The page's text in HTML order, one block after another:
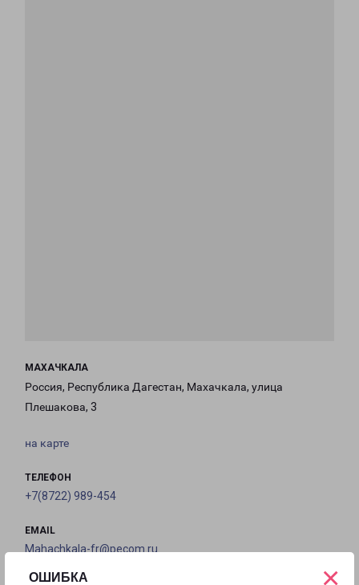
ОШИБКА ×
МАХАЧКАЛА
Россия, Республика Дагестан, Махачкала, улица
Плешакова, 3
на карте
ТЕЛЕФОН
+7(8722) 989-454
EMAIL
Mahachkala-fr@pecom.ru